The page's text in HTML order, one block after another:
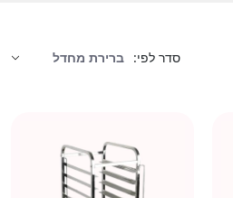
סדר לפי: